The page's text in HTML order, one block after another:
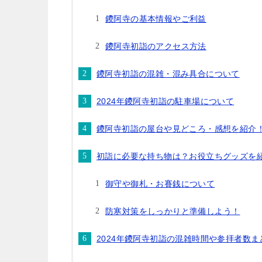
鑁阿寺の基本情報やご利益
鑁阿寺初詣のアクセス方法
鑁阿寺初詣の混雑・混み具合について
2024年鑁阿寺初詣の駐車場について
鑁阿寺初詣の屋台や見どころ・感想を紹介！
初詣に必要な持ち物は？お役立ちグッズを
御守や御札・お賽銭について
防寒対策をしっかりと準備しよう！
2024年鑁阿寺初詣の混雑時間や参拝者数ま